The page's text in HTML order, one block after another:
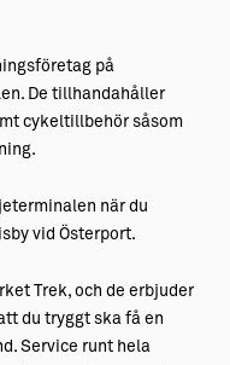
på
De tillhandahåller
cykeltillbehör såsom
när du
vid Österport.
Trek, och de erbjuder
du tryggt ska få en
Service runt hela